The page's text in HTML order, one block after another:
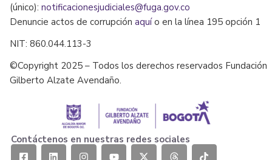
(único): notificacionesjudiciales@fuga.gov.co
Denuncie actos de corrupción aquío en la línea 195 opción 1
NIT: 860.044.113-3
©Copyright 2025 – Todos los derechos reservados Fundación
Gilberto Alzate Avendaño.
Contáctenos en nuestras redes sociales